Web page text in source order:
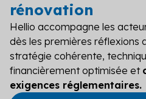
Nos solutions
Conseil
Travaux d'économies
Financement
Qui sommes-nous ?
Références
rénovation
Hellio accompagne les
dès les premières réflexions
stratégie cohérente,
financièrement optimisée et
exigences réglementaires.